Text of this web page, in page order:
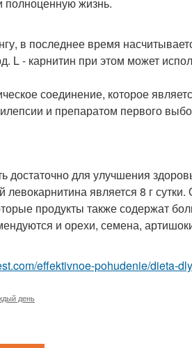
в последнее время
L - карнитин при этом может
соединение, которое
и препаратом первого
достаточно для улучшения
является 8 г сутки.
продукты также содержат
и орехи, семена,
effektivnoe-pohudenie/dieta-
день